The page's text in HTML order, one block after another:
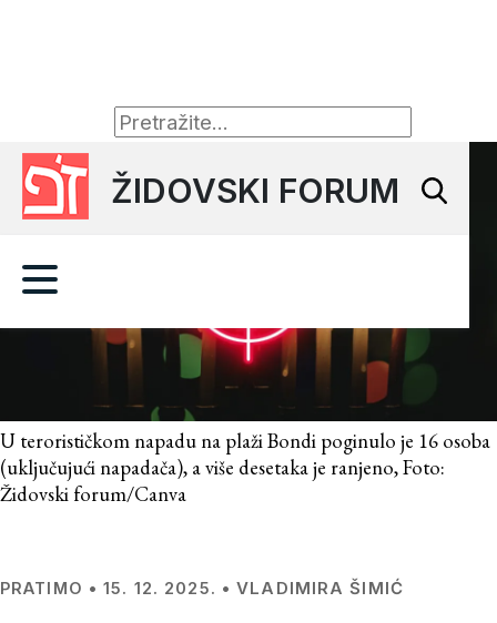
ŽIDOVSKI FORUM
U terorističkom napadu na plaži Bondi poginulo je 16 osoba
(uključujući napadača), a više desetaka je ranjeno, Foto:
Židovski forum/Canva
PRATIMO • 15. 12. 2025. • VLADIMIRA ŠIMIĆ